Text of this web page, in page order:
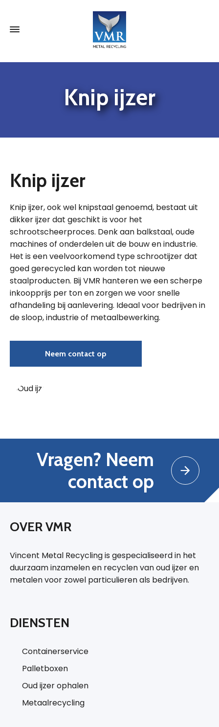
Knip ijzer
Knip ijzer
Knip ijzer, ook wel knipstaal genoemd, bestaat uit
dikker ijzer dat geschikt is voor het
schrootscheerproces. Denk aan balkstaal, oude
machines of onderdelen uit de bouw en industrie.
Het is een veelvoorkomend type schrootijzer dat
goed gerecycled kan worden tot nieuwe
staalproducten. Bij VMR hanteren we een scherpe
inkoopprijs per ton en zorgen we voor snelle
afhandeling bij aanlevering. Ideaal voor bedrijven in
de sloop, industrie of metaalbewerking.
Neem contact op
Vragen? Neem
contact op
OVER VMR
Vincent Metal Recycling is gespecialiseerd in het
duurzaam inzamelen en recyclen van oud ijzer en
metalen voor zowel particulieren als bedrijven.
DIENSTEN
Containerservice
Palletboxen
Oud ijzer ophalen
Metaalrecycling